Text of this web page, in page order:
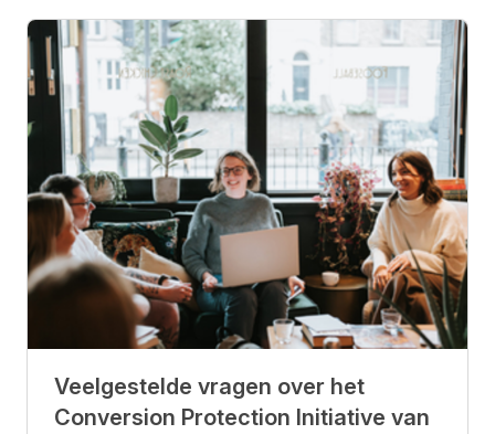
Veelgestelde vragen over het
Conversion Protection Initiative van